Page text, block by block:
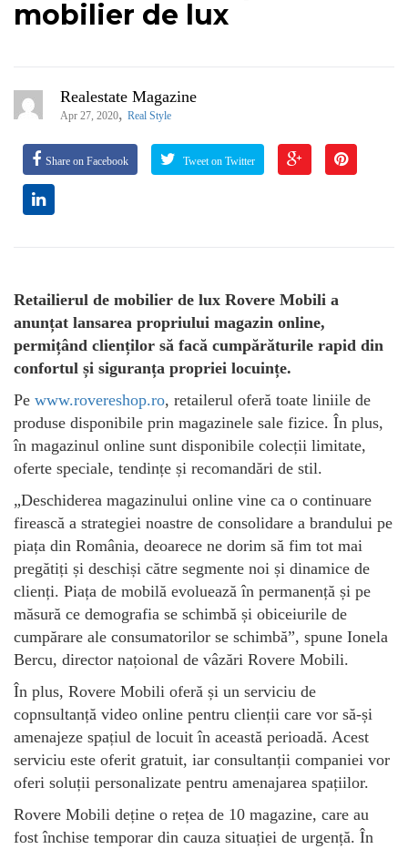
mobilier de lux
Realestate Magazine
Apr 27, 2020, Real Style
Share on Facebook Tweet on Twitter
Retailierul de mobilier de lux Rovere Mobili a
anunțat lansarea propriului magazin online,
permițând clienților să facă cumpărăturile rapid din
confortul și siguranța propriei locuințe.
Pe www.rovereshop.ro, retailerul oferă toate liniile de
produse disponibile prin magazinele sale fizice. În plus,
în magazinul online sunt disponibile colecții limitate,
oferte speciale, tendințe și recomandări de stil.
„Deschiderea magazinului online vine ca o continuare
firească a strategiei noastre de consolidare a brandului pe
piața din România, deoarece ne dorim să fim tot mai
pregătiți și deschiși către segmente noi și dinamice de
clienți. Piața de mobilă evoluează în permanență și pe
măsură ce demografia se schimbă și obiceiurile de
cumpărare ale consumatorilor se schimbă”, spune Ionela
Bercu, director națoional de vâzări Rovere Mobili.
În plus, Rovere Mobili oferă și un serviciu de
copnsultanță video online pentru clienții care vor să-și
amenajeze spațiul de locuit în această perioadă. Acest
serviciu este oferit gratuit, iar consultanții companiei vor
oferi soluții personalizate pentru amenajarea spațiilor.
Rovere Mobili deține o rețea de 10 magazine, care au
fost închise temporar din cauza situației de urgență. În